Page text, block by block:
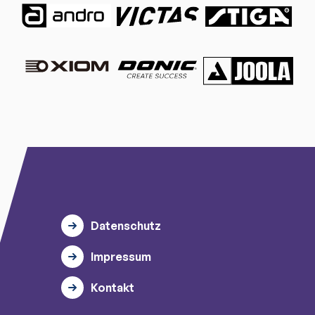
Datenschutz
Impressum
Kontakt